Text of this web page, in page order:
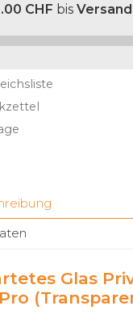
CHF bis
Glas